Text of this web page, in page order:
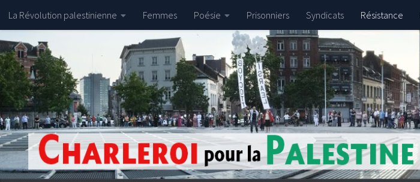
Skip to content
La Révolution palestinienne Femmes Poésie Prisonniers Syndicats Résistance